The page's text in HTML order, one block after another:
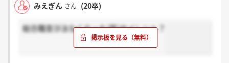
みえぎん さん (20卒)
総合職音沙汰なくなった(笑)サイレント？